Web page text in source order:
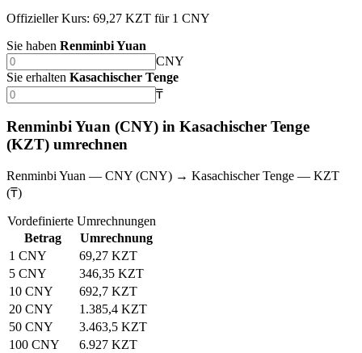
Offizieller Kurs: 69,27 KZT für 1 CNY
Sie haben Renminbi Yuan
CNY
Sie erhalten Kasachischer Tenge
₸
Renminbi Yuan (CNY) in Kasachischer Tenge
(KZT) umrechnen
Renminbi Yuan — CNY (CNY) → Kasachischer Tenge — KZT
(₸)
Vordefinierte Umrechnungen
Betrag
Umrechnung
1 CNY
69,27 KZT
5 CNY
346,35 KZT
10 CNY
692,7 KZT
20 CNY
1.385,4 KZT
50 CNY
3.463,5 KZT
100 CNY
6.927 KZT